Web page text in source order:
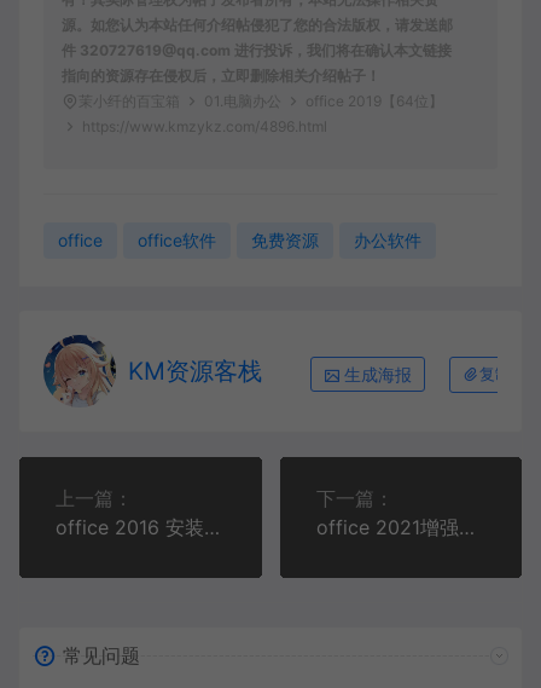
源。如您认为本站任何介绍帖侵犯了您的合法版权，请发送邮
件 320727619@qq.com 进行投诉，我们将在确认本文链接
指向的资源存在侵权后，立即删除相关介绍帖子！
茉小纤的百宝箱
01.电脑办公
office 2019【64位】
https://www.kmzykz.com/4896.html
office office软件 免费资源 办公软件
KM资源客栈 生成海报 复制本
上一篇：
office 2016 安装教程【64_32位】
下一篇：
office 2021增强正式版
常见问题